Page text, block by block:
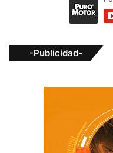
-Publicidad-